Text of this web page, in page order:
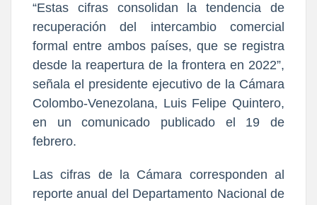
“Estas cifras consolidan la tendencia de
recuperación del intercambio comercial
formal entre ambos países, que se registra
desde la reapertura de la frontera en 2022”,
señala el presidente ejecutivo de la Cámara
Colombo-Venezolana, Luis Felipe Quintero,
en un comunicado publicado el 19 de
febrero.
Las cifras de la Cámara corresponden al
reporte anual del Departamento Nacional de